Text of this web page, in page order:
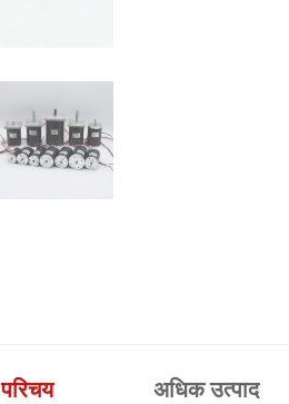
परिचय अधिक उत्पाद